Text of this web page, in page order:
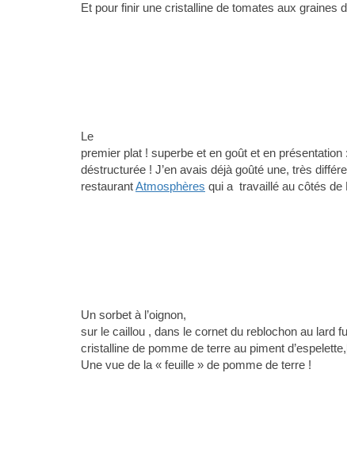
Et pour finir une cristalline de tomates aux graines
Le
premier plat ! superbe et en goût et en présentation
déstructurée ! J’en avais déjà goûté une, très
restaurantAtmosphères qui a travaillé au côtés de
Un sorbet à l’oignon,
sur le caillou , dans le cornet du reblochon au lard
cristalline de pomme de terre au piment
Une vue de la « feuille » de pomme de terre !